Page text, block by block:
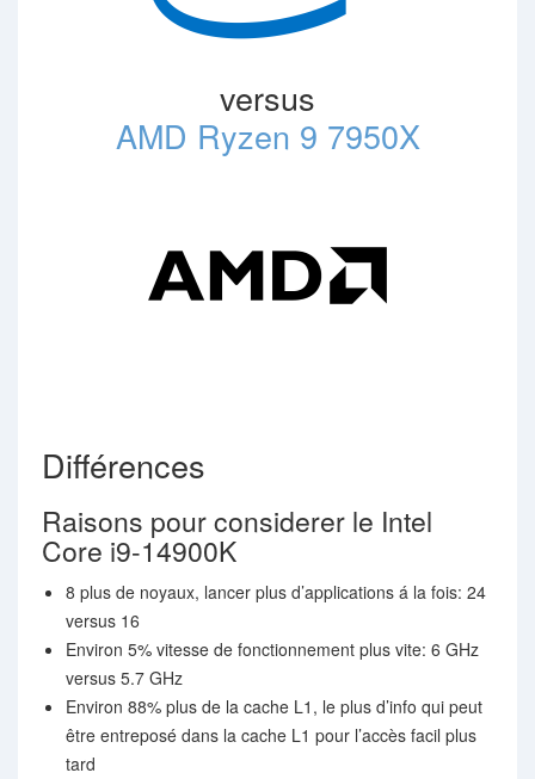
versus
AMD Ryzen 9 7950X
Différences
Raisons pour considerer le Intel
Core i9-14900K
8 plus de noyaux, lancer plus d’applications á la fois: 24
versus 16
Environ 5% vitesse de fonctionnement plus vite: 6 GHz
versus 5.7 GHz
Environ 88% plus de la cache L1, le plus d’info qui peut
être entreposé dans la cache L1 pour l’accès facil plus
tard